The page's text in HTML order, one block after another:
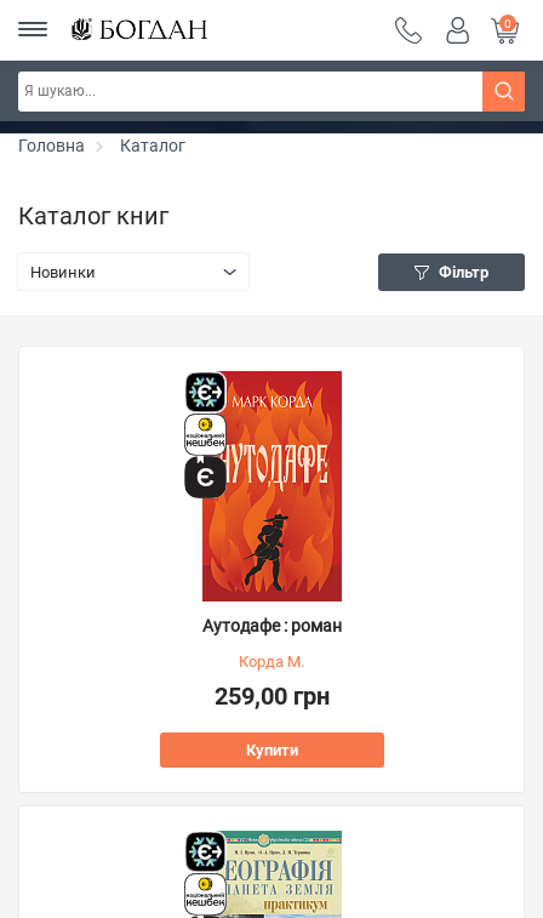
Серія "Чейзіана" ~ знижка 20%
0
Головна Каталог
Каталог книг
Новинки Фільтр
Аутодафе : роман
Корда М.
259,00 грн
Купити